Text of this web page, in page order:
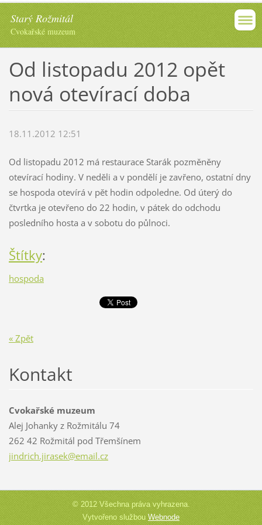
Starý Rožmitál
Cvokařské muzeum
Od listopadu 2012 opět
nová otevírací doba
18.11.2012 12:51
Od listopadu 2012 má restaurace Starák pozměněny
otevírací hodiny. V neděli a v pondělí je zavřeno, ostatní dny
se hospoda otevírá v pět hodin odpoledne. Od úterý do
čtvrtka je otevřeno do 22 hodin, v pátek do odchodu
posledního hosta a v sobotu do půlnoci.
Štítky:
hospoda
« Zpět
Kontakt
Cvokařské muzeum
Alej Johanky z Rožmitálu 74
262 42 Rožmitál pod Třemšínem
jindrich.jirasek@email.cz
© 2012 Všechna práva vyhrazena.
Vytvořeno službouWebnode